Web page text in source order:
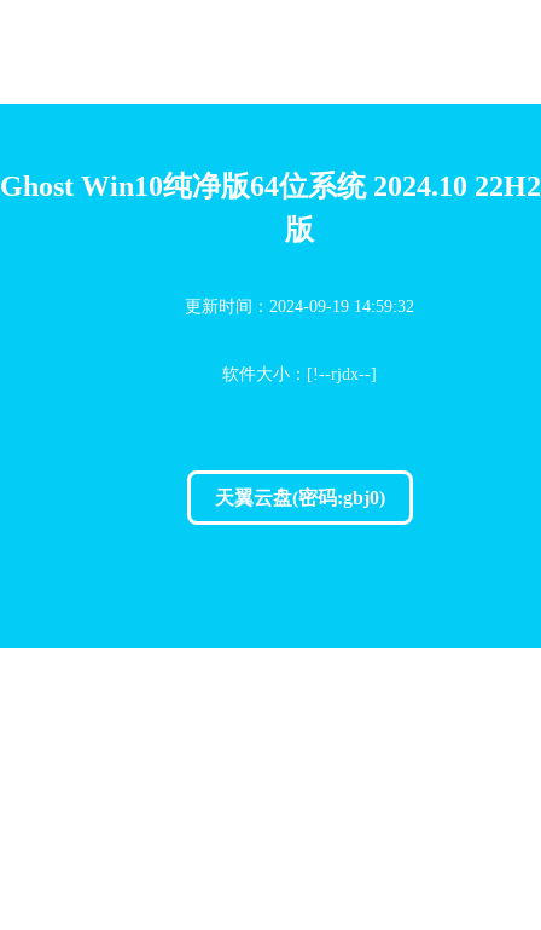
Ghost Win10纯净版64位系统 2024.10
版
更新时间：2024-09-19 14:59:32
软件大小：[!--rjdx--]
天翼云盘(密码:gbj0)